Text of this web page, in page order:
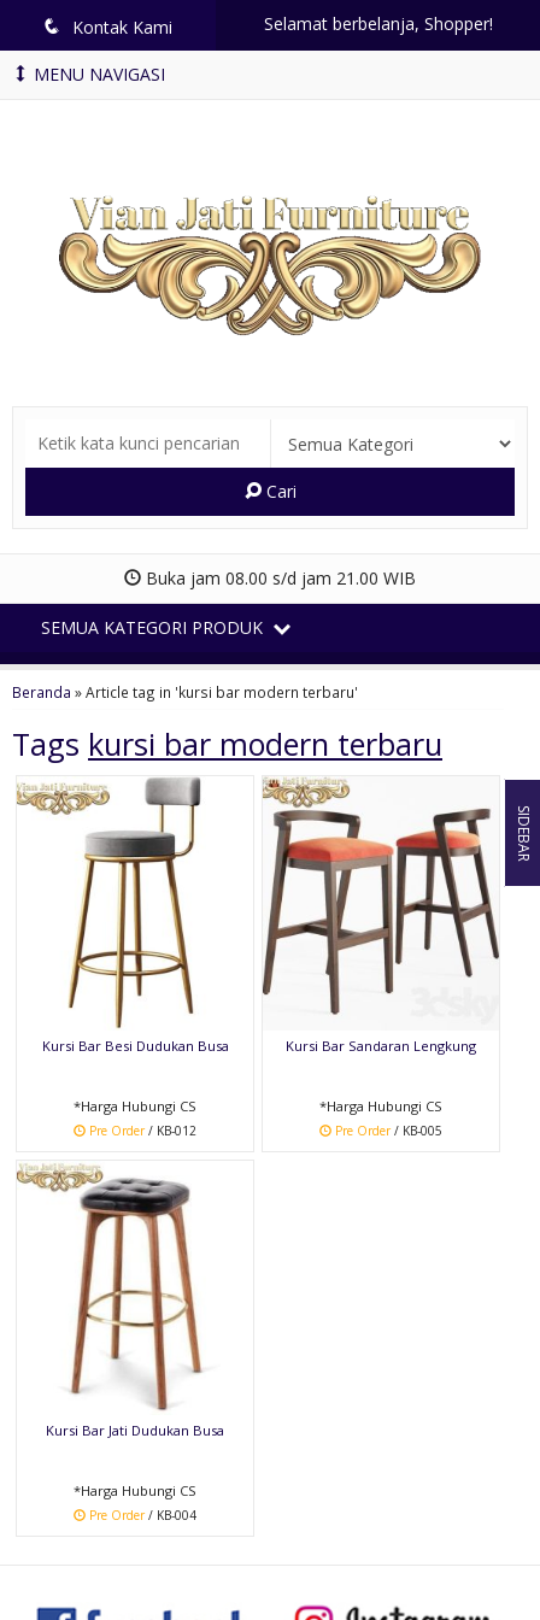
q Kontak Kami Selamat berbelanja, Shopper!
MENU NAVIGASI
Cari
Buka jam 08.00 s/d jam 21.00 WIB
SEMUA KATEGORI PRODUK
Beranda »Article tag in 'kursi bar modern terbaru'
Tags kursi bar modern terbaru
Kursi Bar Besi Dudukan Busa
*Harga Hubungi CS
Pre Order/ KB-012
Kursi Bar Sandaran Lengkung
*Harga Hubungi CS
Pre Order/ KB-005
Kursi Bar Jati Dudukan Busa
*Harga Hubungi CS
Pre Order/ KB-004
SIDEBAR